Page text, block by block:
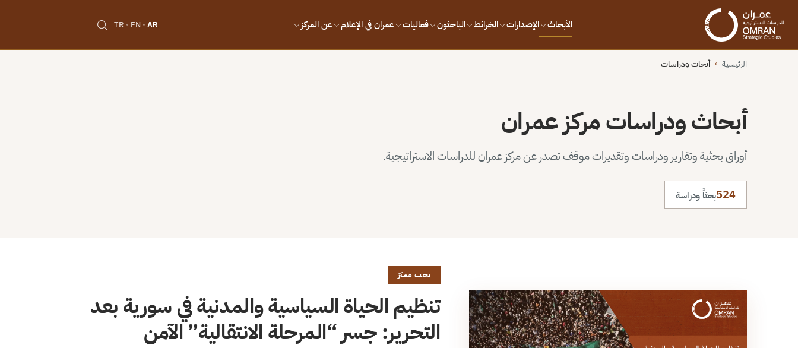
الأبحاث الإصدارات الخرائط الباحثون فعاليات عمران في الإعلام عن المركز AR
EN
TR
الرئيسية › أبحاث ودراسات
أبحاث ودراسات مركز عمران
أوراق بحثية وتقارير ودراسات وتقديرات موقف تصدر عن مركز عمران للدراسات الاستراتيجية.
524بحثاً ودراسة
بحث مميّز
تنظيم الحياة السياسية والمدنية في سورية بعد
التحرير: جسر “المرحلة الانتقالية” الآمن